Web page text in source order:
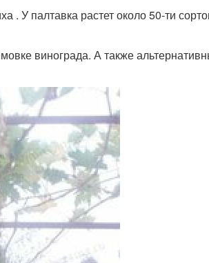
. У палтавка растет около 50-ти
винограда. А также